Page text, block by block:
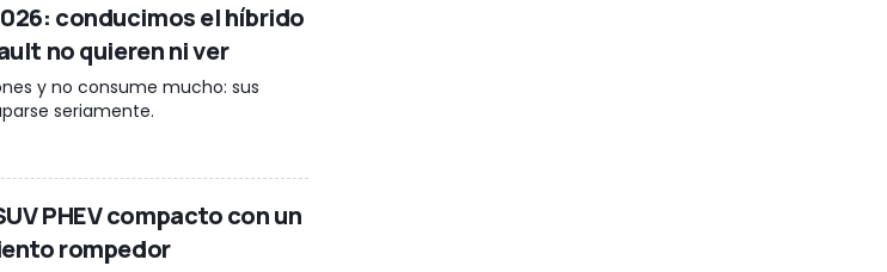
conducimos el híbrido
no quieren ni ver
y no consume mucho: sus
seriamente.
PHEV compacto con un
rompedor